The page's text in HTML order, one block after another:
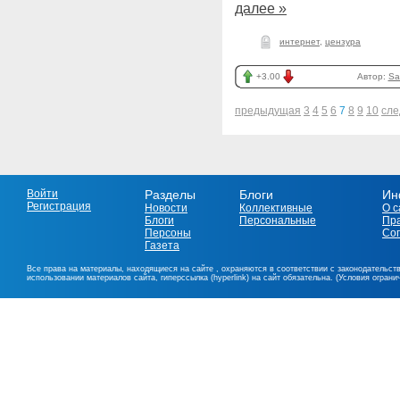
далее »
интернет, цензура
+3.00 Автор:
предыдущая 3 4 5 6 7 8 9 10
Войти
Регистрация
Разделы
Новости
Блоги
Персоны
Газета
Блоги
Коллективные
Персональные
О
Все права на материалы, находящиеся на сайте , охраняются в соответствии с
использовании материалов сайта, гиперссылка (hyperlink) на сайт обязательна. (Условия